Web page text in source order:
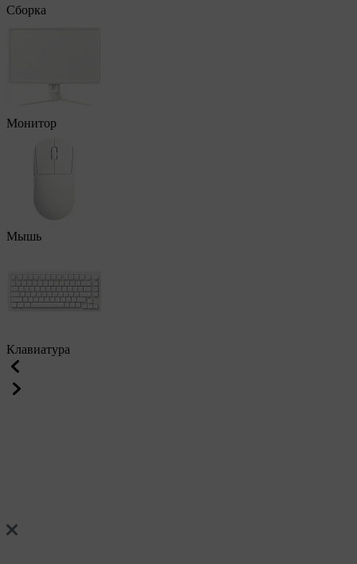
Сборка
Монитор
Мышь
Клавиатура